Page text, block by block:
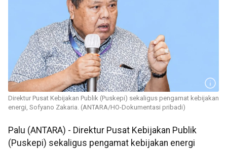
Direktur Pusat Kebijakan Publik (Puskepi) sekaligus pengamat kebijakan
energi, Sofyano Zakaria. (ANTARA/HO-Dokumentasi pribadi)
Palu (ANTARA) - Direktur Pusat Kebijakan Publik
(Puskepi) sekaligus pengamat kebijakan energi